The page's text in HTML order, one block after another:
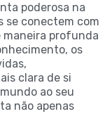
poderosa na
se conectem com
maneira profunda
os
clara de si
ao seu
não apenas